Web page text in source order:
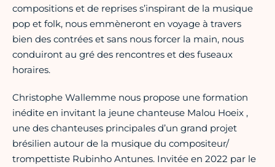
compositions et de reprises s’inspirant de la musique
pop et folk, nous emmèneront en voyage à travers
bien des contrées et sans nous forcer la main, nous
conduiront au gré des rencontres et des fuseaux
horaires.
Christophe Wallemme nous propose une formation
inédite en invitant la jeune chanteuse Malou Hoeix ,
une des chanteuses principales d’un grand projet
brésilien autour de la musique du compositeur/
trompettiste Rubinho Antunes. Invitée en 2022 par le